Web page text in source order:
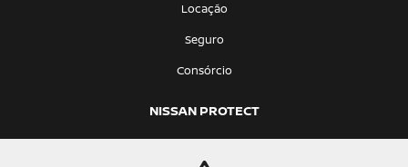
Locação
Seguro
Consórcio
NISSAN PROTECT
INSTITUCIONAL